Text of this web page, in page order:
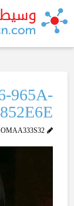
965A-
SOMAA333S32